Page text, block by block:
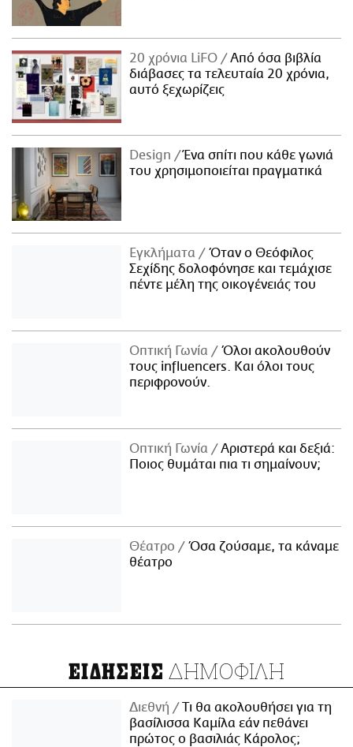
20 χρόνια LiFO
Από όσα βιβλία
διάβασες τα τελευταία 20 χρόνια,
αυτό ξεχωρίζεις
Design
Ένα σπίτι που κάθε γωνιά
του χρησιμοποιείται πραγματικά
Εγκλήματα
Όταν ο Θεόφιλος
Σεχίδης δολοφόνησε και τεμάχισε
πέντε μέλη της οικογένειάς του
Οπτική Γωνία
Όλοι ακολουθούν
τους influencers. Και όλοι τους
περιφρονούν.
Οπτική Γωνία
Αριστερά και δεξιά:
Ποιος θυμάται πια τι σημαίνουν;
Θέατρο
Όσα ζούσαμε, τα κάναμε
θέατρο
ΕΙΔΗΣΕΙΣ ΔΗΜΟΦΙΛΗ
Διεθνή
Τι θα ακολουθήσει για τη
βασίλισσα Καμίλα εάν πεθάνει
πρώτος ο βασιλιάς Κάρολος;